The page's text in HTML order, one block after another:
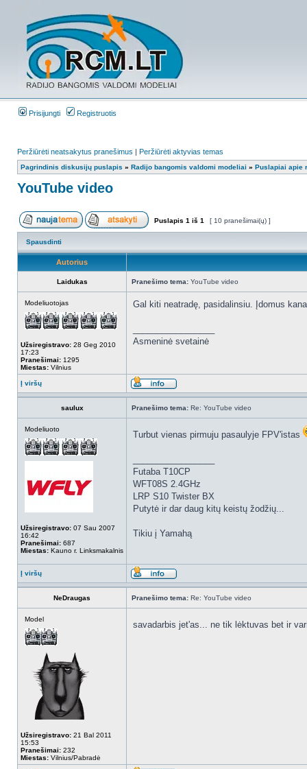
Prisijungti Registruotis
Peržiūrėti neatsakytus pranešimus | Peržiūrėti aktyvias temas
Pagrindinis diskusijų puslapis » Radijo bangomis valdomi modeliai » Puslapiai apie
YouTube video
Puslapis 1 iš 1 [ 10 pranešimai(ų) ]
Spausdinti
Autorius
Laidukas Pranešimo tema: YouTube video
Modeliuotojas
Užsiregistravo: 28 Geg 2010
17:23
Pranešimai: 1295
Miestas: Vilnius
Gal kiti neatradę, pasidalinsiu. Įdomus
Asmeninė svetainė
Į viršų
saulux Pranešimo tema: Re: YouTube video
Modeliuoto
Užsiregistravo: 07 Sau 2007
16:42
Pranešimai: 687
Miestas: Kauno r. Linksmakalnis
Turbut vienas pirmuju pasaulyje FPV'istas
Futaba T10CP
WFT08S 2.4GHz
LRP S10 Twister BX
Putytė ir dar daug kitų keistų žodžių...
Tikiu į Yamahą
Į viršų
NeDraugas Pranešimo tema: Re: YouTube video
Model
Užsiregistravo: 21 Bal 2011
15:53
Pranešimai: 232
Miestas: Vilnius/Pabradė
savadarbis jet'as... ne tik lėktuvas bet ir